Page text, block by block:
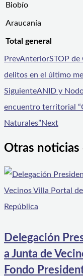
Biobío
Araucanía
Total general
PrevAnteriorSTOP
delitos en el último
SiguienteANID y
encuentro territorial
Naturales”Next
Otras noticias
Delegación
a Junta de
Fondo